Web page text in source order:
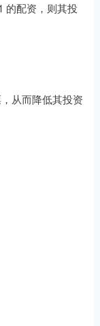
的配资，则其投
从而降低其投资